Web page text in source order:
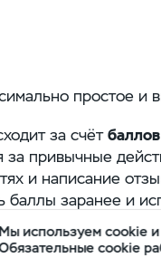
простое и
за счёт
привычные
и написание
баллы заранее и
Мы используем cookie
cookie